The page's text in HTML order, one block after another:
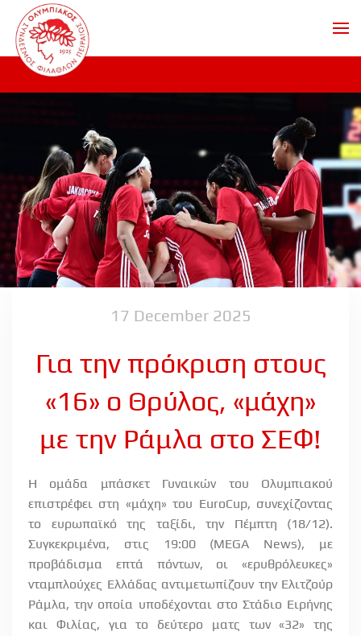
Skip to main content
17 December 2025
Για την πρόκριση στους
«16» ο Θρύλος, «μάχη»
με την Ράμλα στο ΣΕΦ!
Η ομάδα μπάσκετ Γυναικών του Ολυμπιακού
επιστρέφει στη «μάχη» του EuroCup, συνεχίζοντας
το ευρωπαϊκό της ταξίδι, την Πέμπτη (18/12).
Συγκεκριμένα, στις 19:00 (MEGA News), με
προβάδισμα επτά πόντων, οι «ερυθρόλευκες»
νταμπλούχες Ελλάδας αντιμετωπίζουν την Ελιτζούρ
Ράμλα, την οποία υποδέχονται στο Στάδιο Ειρήνης
και Φιλίας, για το δεύτερο ματς των «32» της